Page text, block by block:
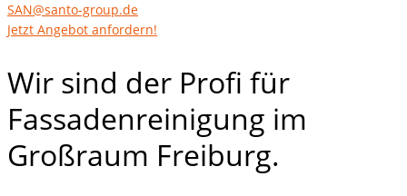
SAN@santo-group.de
Jetzt Angebot anfordern!
Wir sind der Profi für
Fassadenreinigung im
Großraum Freiburg.